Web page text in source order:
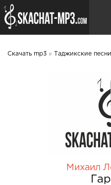
Скачать mp3 » Таджикские песни
Михаил